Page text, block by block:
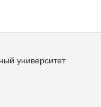
университет